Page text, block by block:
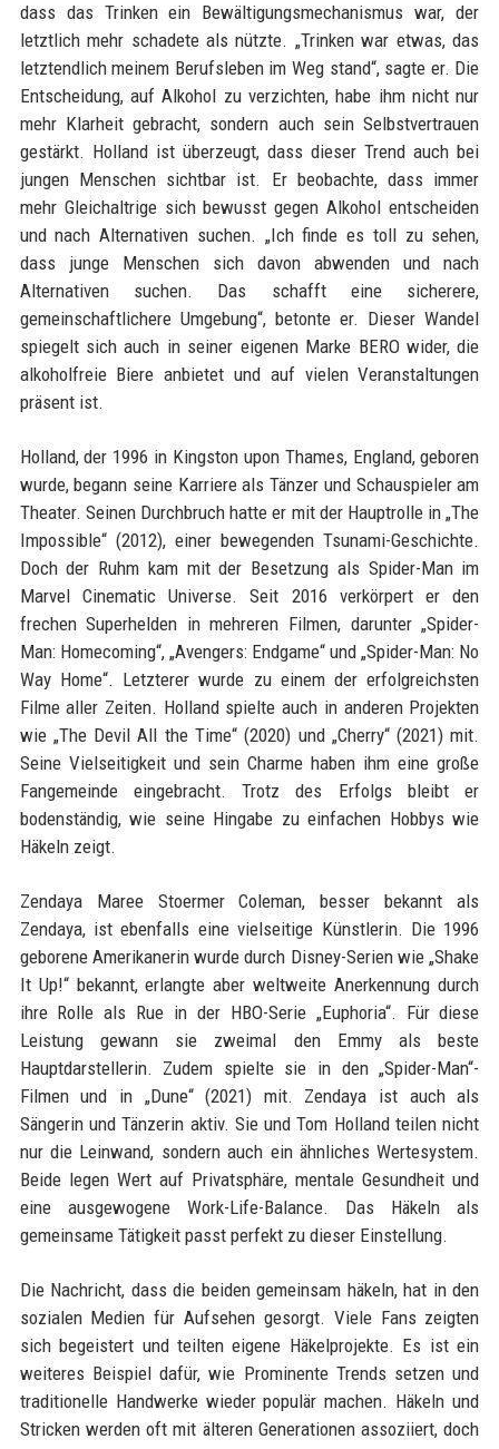
dass das Trinken ein Bewältigungsmechanismus war, der
letztlich mehr schadete als nützte. „Trinken war etwas, das
letztendlich meinem Berufsleben im Weg stand“, sagte er. Die
Entscheidung, auf Alkohol zu verzichten, habe ihm nicht nur
mehr Klarheit gebracht, sondern auch sein Selbstvertrauen
gestärkt. Holland ist überzeugt, dass dieser Trend auch bei
jungen Menschen sichtbar ist. Er beobachte, dass immer
mehr Gleichaltrige sich bewusst gegen Alkohol entscheiden
und nach Alternativen suchen. „Ich finde es toll zu sehen,
dass junge Menschen sich davon abwenden und nach
Alternativen suchen. Das schafft eine sicherere,
gemeinschaftlichere Umgebung“, betonte er. Dieser Wandel
spiegelt sich auch in seiner eigenen Marke BERO wider, die
alkoholfreie Biere anbietet und auf vielen Veranstaltungen
präsent ist.
Holland, der 1996 in Kingston upon Thames, England, geboren
wurde, begann seine Karriere als Tänzer und Schauspieler am
Theater. Seinen Durchbruch hatte er mit der Hauptrolle in „The
Impossible“ (2012), einer bewegenden Tsunami-Geschichte.
Doch der Ruhm kam mit der Besetzung als Spider-Man im
Marvel Cinematic Universe. Seit 2016 verkörpert er den
frechen Superhelden in mehreren Filmen, darunter „Spider-
Man: Homecoming“, „Avengers: Endgame“ und „Spider-Man: No
Way Home“. Letzterer wurde zu einem der erfolgreichsten
Filme aller Zeiten. Holland spielte auch in anderen Projekten
wie „The Devil All the Time“ (2020) und „Cherry“ (2021) mit.
Seine Vielseitigkeit und sein Charme haben ihm eine große
Fangemeinde eingebracht. Trotz des Erfolgs bleibt er
bodenständig, wie seine Hingabe zu einfachen Hobbys wie
Häkeln zeigt.
Zendaya Maree Stoermer Coleman, besser bekannt als
Zendaya, ist ebenfalls eine vielseitige Künstlerin. Die 1996
geborene Amerikanerin wurde durch Disney-Serien wie „Shake
It Up!“ bekannt, erlangte aber weltweite Anerkennung durch
ihre Rolle als Rue in der HBO-Serie „Euphoria“. Für diese
Leistung gewann sie zweimal den Emmy als beste
Hauptdarstellerin. Zudem spielte sie in den „Spider-Man“-
Filmen und in „Dune“ (2021) mit. Zendaya ist auch als
Sängerin und Tänzerin aktiv. Sie und Tom Holland teilen nicht
nur die Leinwand, sondern auch ein ähnliches Wertesystem.
Beide legen Wert auf Privatsphäre, mentale Gesundheit und
eine ausgewogene Work-Life-Balance. Das Häkeln als
gemeinsame Tätigkeit passt perfekt zu dieser Einstellung.
Die Nachricht, dass die beiden gemeinsam häkeln, hat in den
sozialen Medien für Aufsehen gesorgt. Viele Fans zeigten
sich begeistert und teilten eigene Häkelprojekte. Es ist ein
weiteres Beispiel dafür, wie Prominente Trends setzen und
traditionelle Handwerke wieder populär machen. Häkeln und
Stricken werden oft mit älteren Generationen assoziiert, doch